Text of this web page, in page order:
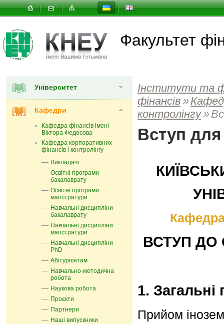
Факультет
Університет
Кафедри
Кафедра фінансів імені
Віктора Федосова
Кафедра корпоративних
фінансів і контролінгу
Викладачі
Освітні програми
бакалаврату
Освітні програми
магістратури
Навчальні дисципліни
бакалаврату
Навчальні дисципліни
магістратури
Навчальні дисципліни
PhD
Абітурієнтам
Навчально-методична
робота
Наукова робота
Проєкти
Партнери
Наші випускники
Інститути та
фінансів »
контролінгу »
Вступ для
Кафедра
ВСТУП ДО
1.
Прийом